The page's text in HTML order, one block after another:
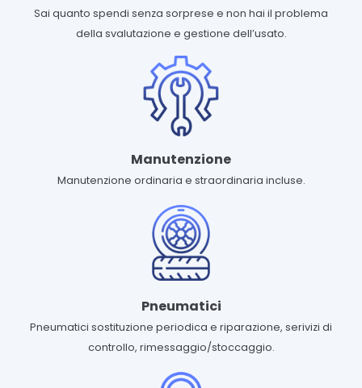
Sai quanto spendi senza sorprese e non hai il problema
della svalutazione e gestione dell’usato.
Manutenzione
Manutenzione ordinaria e straordinaria incluse.
Pneumatici
Pneumatici sostituzione periodica e riparazione, serivizi di
controllo, rimessaggio/stoccaggio.